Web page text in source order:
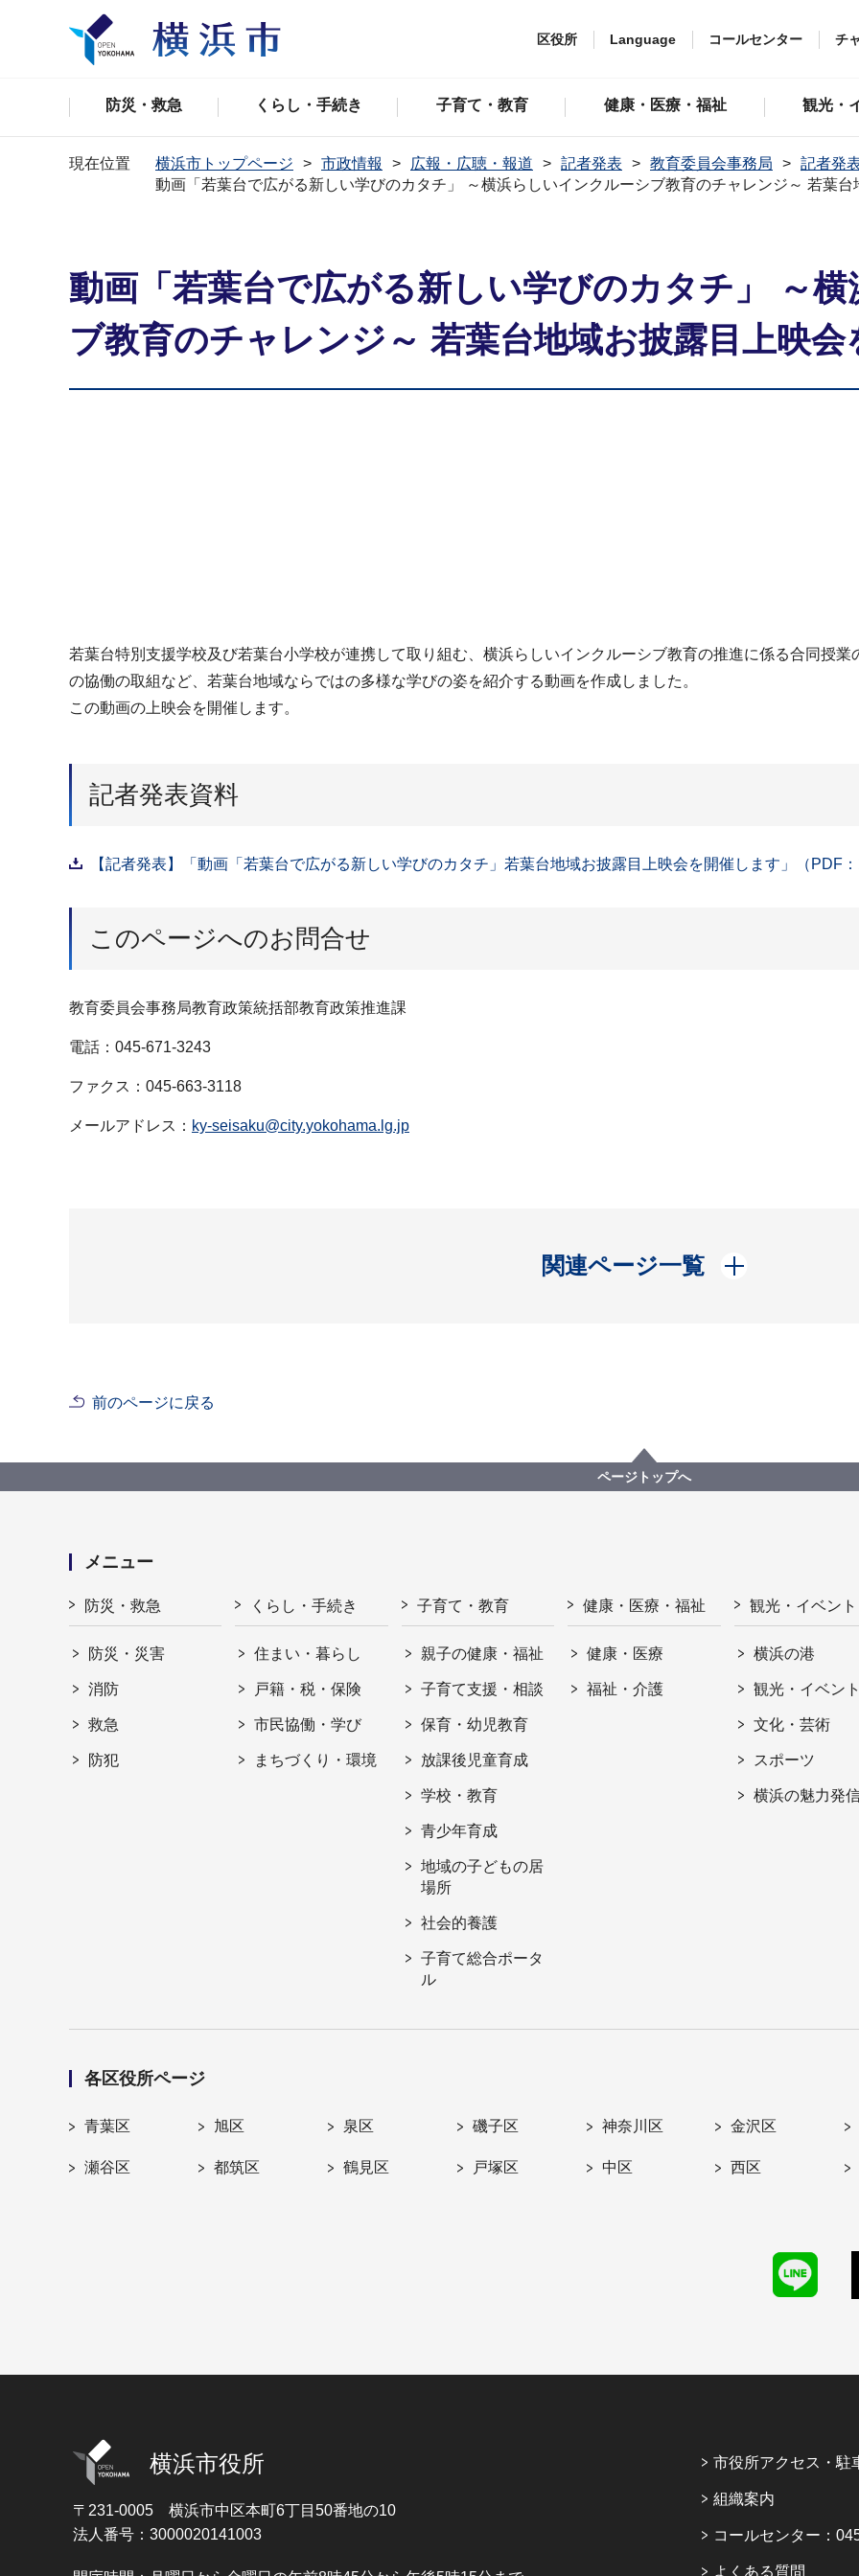
区役所 Language コールセンター チ
防災・救急 くらし・手続き 子育て・教育 健康・医療・福祉 観光・
現在位置 横浜市トップページ 市政情報 広報・広聴・報道 記者発表 教育委員会事務局
記者発
動画「若葉台で広がる新しい学びのカタチ」 ～横浜らしいインクルーシブ教育のチャレンジ～ 若葉
動画「若葉台で広がる新しい学びのカタチ」 ～
ブ教育のチャレンジ～ 若葉台地域お披露目上映会
若葉台特別支援学校及び若葉台小学校が連携して取り組む、横浜らしいインクルーシブ教育の推進に係る合同授
の協働の取組など、若葉台地域ならではの多様な学びの姿を紹介する動画を作成しました。
この動画の上映会を開催します。
記者発表資料
【記者発表】「動画「若葉台で広がる新しい学びのカタチ」若葉台地域お披露目上映会を開催します」（PDF：
このページへのお問合せ
教育委員会事務局教育政策統括部教育政策推進課
電話：045-671-3243
ファクス：045-663-3118
メールアドレス： ky-seisaku@city.yokohama.lg.jp
関連ページ一覧
開く
前のページに戻る
ページトップへ
メニュー
防災・救急
防災・災害
消防
救急
防犯
くらし・手続き
住まい・暮らし
戸籍・税・保険
市民協働・学び
まちづくり・環境
子育て・教育
親子の健康・福祉
子育て支援・相談
保育・幼児教育
放課後児童育成
学校・教育
青少年育成
地域の子どもの居
場所
社会的養護
子育て総合ポータ
ル
健康・医療・福祉
健康・医療
福祉・介護
観光・イベント
横浜の港
観光・イベント
文化・芸術
スポーツ
横浜の魅力発
各区役所ページ
青葉区 旭区 泉区 磯子区 神奈川区 金沢区
瀬谷区 都筑区 鶴見区 戸塚区 中区 西区
横浜市役所
〒231-0005 横浜市中区本町6丁目50番地の10
法人番号：3000020141003
市役所アクセス・駐
組織案内
コールセンター：
よくある質問